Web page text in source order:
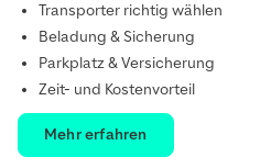
Transporter richtig wählen
Beladung & Sicherung
Parkplatz & Versicherung
Zeit- und Kostenvorteil
Mehr erfahren